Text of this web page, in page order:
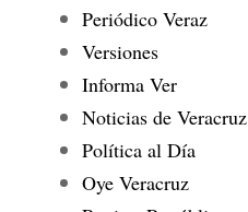
Periódico Veraz
Versiones
Informa Ver
Noticias de Veracruz
Política al Día
Oye Veracruz